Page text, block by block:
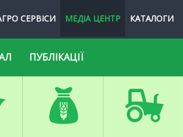
СЕРВІСИ МЕДІА ЦЕНТР КАТАЛОГИ
ПУБЛІКАЦІЇ